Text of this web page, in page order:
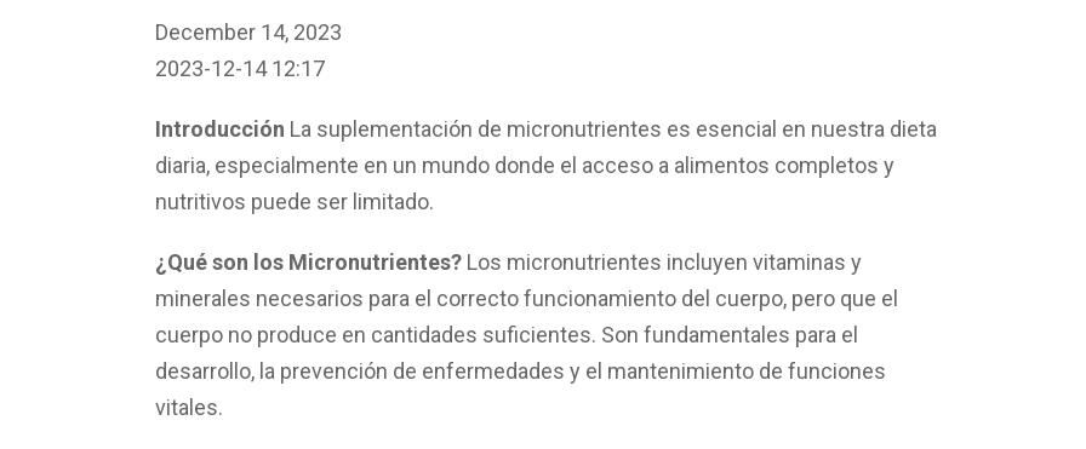
December 14, 2023
2023-12-14 12:17
S
u
p
e
m
e
n
t
a
Introducción La suplementación de micronutrientes es esencial en nuestra dieta
diaria, especialmente en un mundo donde el acceso a alimentos completos y
nutritivos puede ser limitado.
¿Qué son los Micronutrientes?Los micronutrientes incluyen vitaminas y
minerales necesarios para el correcto funcionamiento del cuerpo, pero que el
cuerpo no produce en cantidades suficientes. Son fundamentales para el
desarrollo, la prevención de enfermedades y el mantenimiento de funciones
vitales.